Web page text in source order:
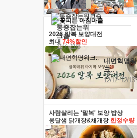
10/30~10/31
통증잡는워
크숍
11/7~11/8
내면혁명워
크..
12/12~12/13
2026 말복 보양대전
최대 74%할인
사람살리는 '말복' 보양 밥상
옹달샘 닭개장&채개장 한정수량